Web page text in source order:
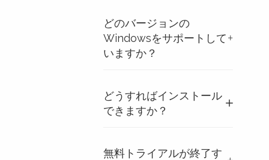
どのバージョンの
Windowsをサポートして
いますか？
どうすればインストール
できますか？
無料トライアルが終了す